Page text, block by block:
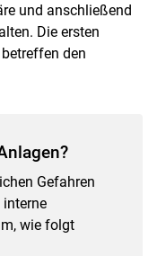
und anschließend
Die ersten
den
Gefahren
wie folgt